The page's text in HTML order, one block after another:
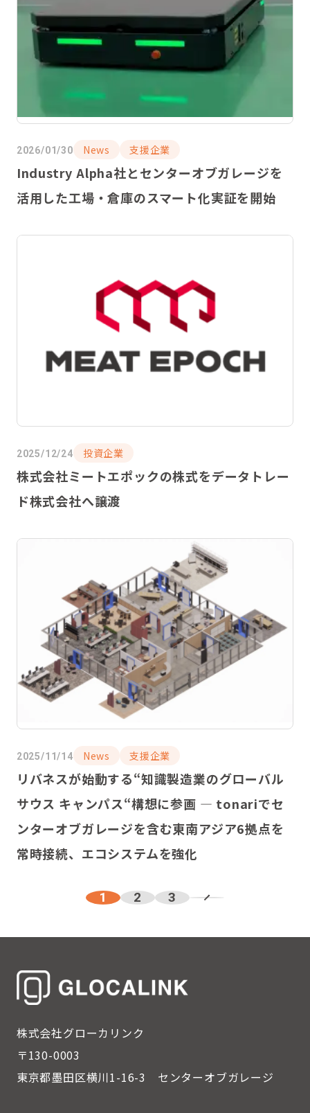
2026/01/30 News 支援企業
Industry Alpha社とセンターオブガレージを
活用した工場・倉庫のスマート化実証を開始
2025/12/24 投資企業
株式会社ミートエポックの株式をデータトレー
ド株式会社へ譲渡
2025/11/14 News 支援企業
リバネスが始動する“知識製造業のグローバル
サウス キャンパス“構想に参画 — tonariでセ
ンターオブガレージを含む東南アジア6拠点を
常時接続、エコシステムを強化
1 2 3
株式会社グローカリンク
〒130-0003
東京都墨田区横川1-16-3 センターオブガレージ